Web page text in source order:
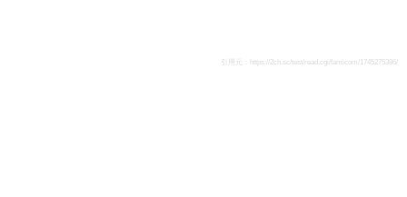
引用元： https://2ch.sc/test/read.cgi/famicom/1745275386/